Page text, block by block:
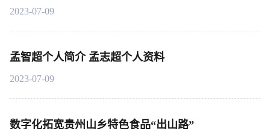
2023-07-09
孟智超个人简介 孟志超个人资料
2023-07-09
数字化拓宽贵州山乡特色食品“出山路”